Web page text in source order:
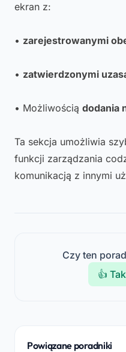
ekran z:
• zarejestrowanymi
• zatwierdzonymi
• Możliwością dodania
Ta sekcja umożliwia
funkcji zarządzania
komunikacją z innymi
Czy ten
👍 Tak
Powiązane poradniki